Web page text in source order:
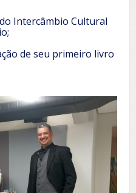
Intercâmbio Cultural
de seu primeiro livro